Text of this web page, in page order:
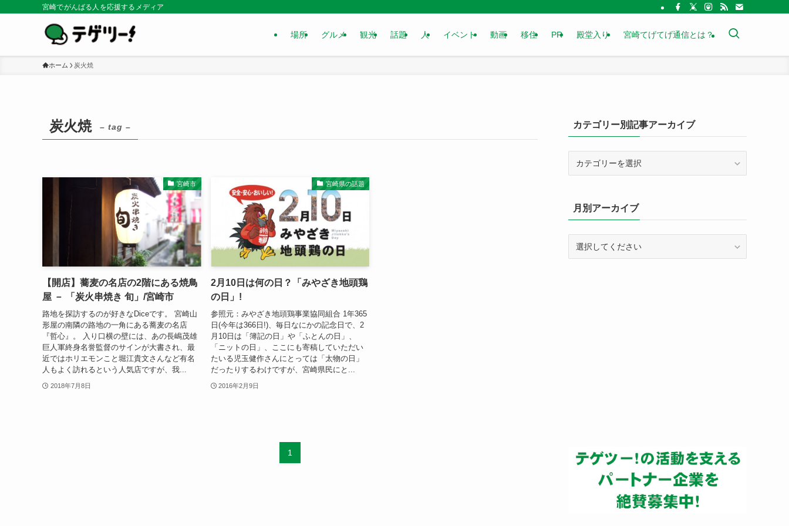
宮崎でがんばる人を応援するメディア
場所 グルメ 観光 話題 人 イベント 動画 移住 PR 殿堂入り 宮崎てげてげ通信とは？
ホーム 炭火焼
炭火焼 – tag –
宮崎市
【開店】蕎麦の名店の2階にある焼鳥
屋 － 「炭火串焼き 旬」/宮崎市
路地を探訪するのが好きなDiceです。 宮崎山
形屋の南隣の路地の一角にある蕎麦の名店
『哲心』。 入り口横の壁には、あの長嶋茂雄
巨人軍終身名誉監督のサインが大書され、最
近ではホリエモンこと堀江貴文さんなど有名
人もよく訪れるという人気店ですが、我...
2018年7月8日
宮崎県の話題
2月10日は何の日？「みやざき地頭鶏
の日」!
参照元：みやざき地頭鶏事業協同組合 1年365
日(今年は366日!)、毎日なにかの記念日で、2
月10日は「簿記の日」や「ふとんの日」、
「ニットの日」、ここにも寄稿していただい
たいる児玉健作さんにとっては「太物の日」
だったりするわけですが、宮崎県民にと...
2016年2月9日
1
カテゴリー別記事アーカイブ
ー
別
記
ア
月別アーカイブ